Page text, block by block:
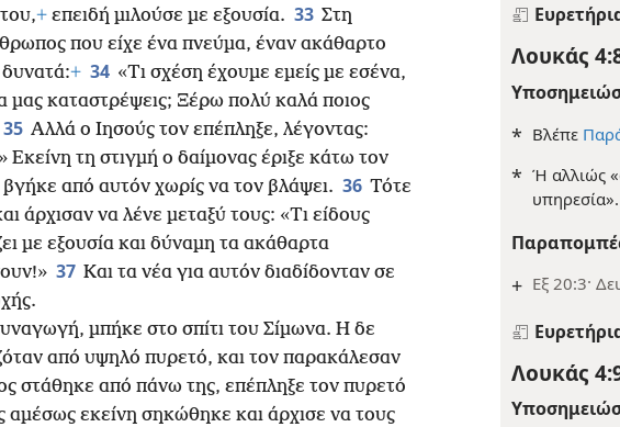
Λουκάς
* Βλέπε
* Ή αλλιώς
υπηρεσία».
+ Εξ 20:3·
Λουκάς
+ επειδή μιλούσε με εξουσία. 33 Στη
που είχε ένα πνεύμα, έναν ακάθαρτο
+ 34 «Τι σχέση έχουμε εμείς με εσένα,
μας καταστρέψεις; Ξέρω πολύ καλά ποιος
35 Αλλά ο Ιησούς τον επέπληξε, λέγοντας:
τη στιγμή ο δαίμονας έριξε κάτω τον
από αυτόν χωρίς να τον βλάψει. 36 Τότε
άρχισαν να λένε μεταξύ τους: «Τι είδους
με εξουσία και δύναμη τα ακάθαρτα
37 Και τα νέα για αυτόν διαδίδονταν σε
μπήκε στο σπίτι του Σίμωνα. Η δε
από υψηλό πυρετό, και τον παρακάλεσαν
στάθηκε από πάνω της, επέπληξε τον πυρετό
εκείνη σηκώθηκε και άρχισε να τους